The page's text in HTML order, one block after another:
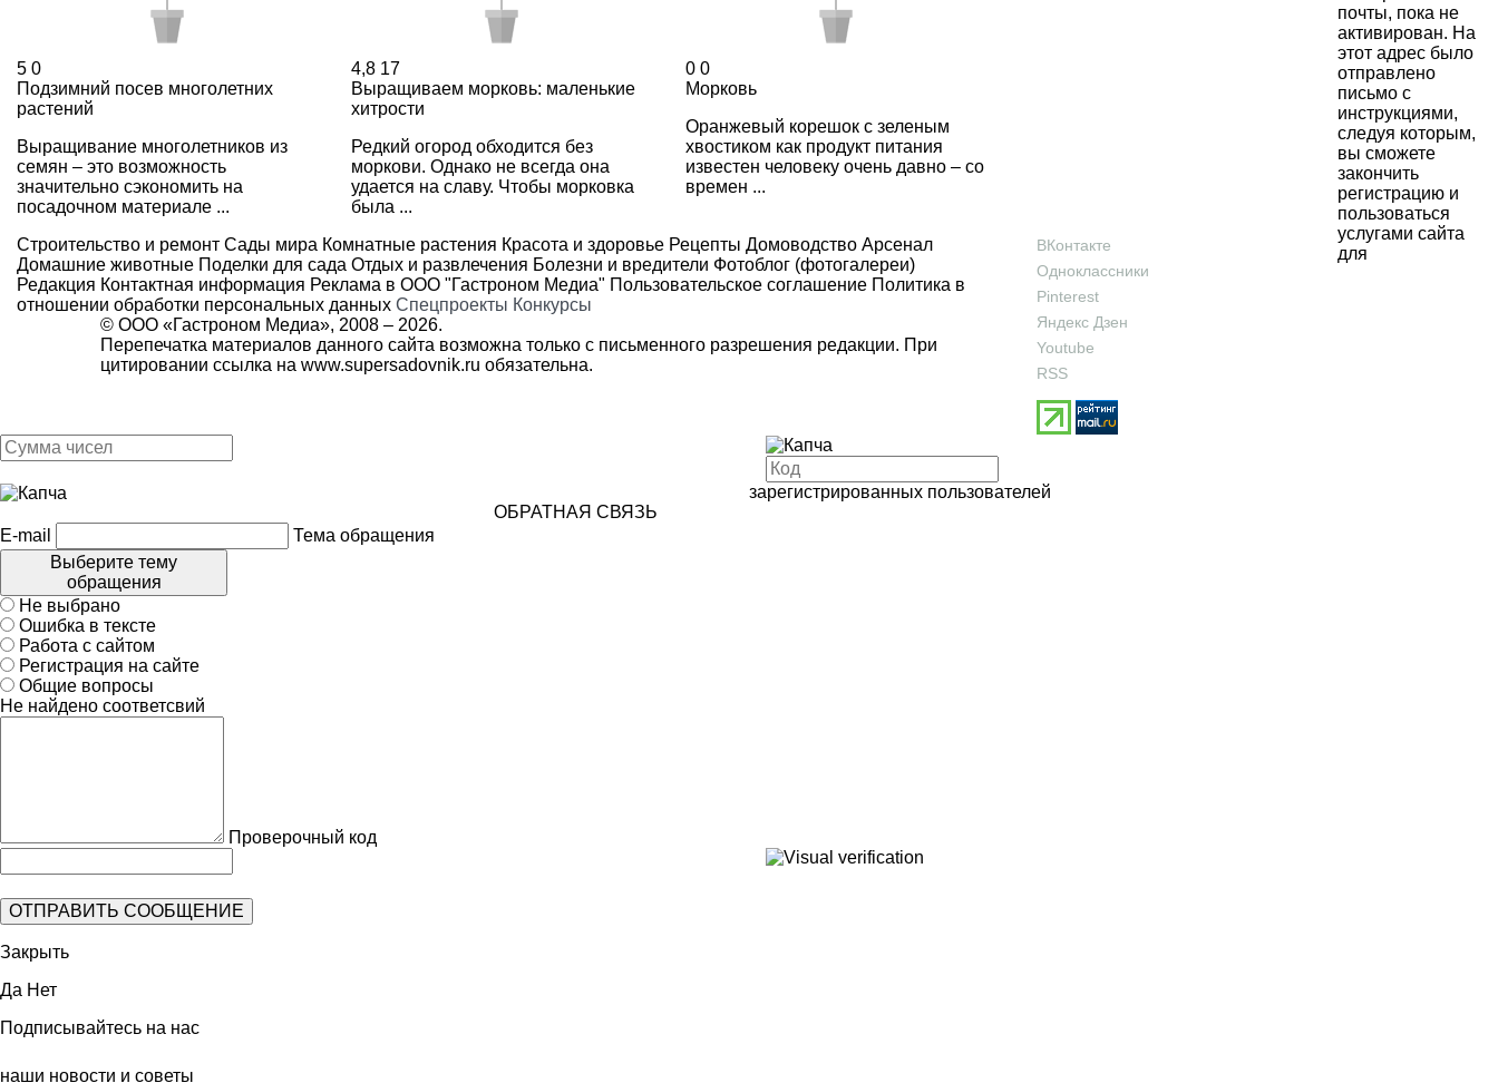
5 0
Подзимний посев многолетних
растений
Выращивание многолетников из
семян – это возможность
значительно сэкономить на
посадочном материале ...
4,8 17
Выращиваем морковь: маленькие
хитрости
Редкий огород обходится без
моркови. Однако не всегда она
удается на славу. Чтобы морковка
была ...
0 0
Морковь
Оранжевый корешок с зеленым
хвостиком как продукт питания
известен человеку очень давно – со
времен ...
Строительство и ремонт Сады мира Комнатные растения Красота и здоровье Рецепты Домоводство Арсенал
Домашние животные Поделки для сада Отдых и развлечения Болезни и вредители Фотоблог (фотогалереи)
Редакция Контактная информация Реклама в ООО "Гастроном Медиа" Пользовательское соглашение Политика в
отношении обработки персональных данных Спецпроекты Конкурсы
© ООО «Гастроном Медиа», 2008 – 2026.
Перепечатка материалов данного сайта возможна только с письменного разрешения редакции. При
цитировании ссылка на www.supersadovnik.ru обязательна.
ВКонтакте
Одноклассники
Pinterest
Яндекс Дзен
Youtube
RSS
почты, пока не
активирован. На
этот адрес было
отправлено
письмо с
инструкциями,
следуя которым,
вы сможете
закончить
регистрацию и
пользоваться
услугами сайта
для
зарегистрированных пользователей
ОБРАТНАЯ СВЯЗЬ
E-mail
Тема обращения
Выберите тему
обращения
Не выбрано
Ошибка в тексте
Работа с сайтом
Регистрация на сайте
Общие вопросы
Не найдено соответсвий
Проверочный код
Закрыть
Да Нет
Подписывайтесь на нас
наши новости и советы